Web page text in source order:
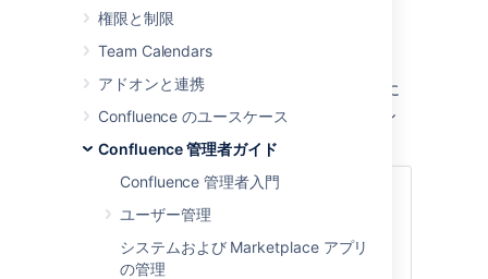
権限と制限
Team Calendars
アドオンと連携
Confluence のユースケース
Confluence 管理者ガイド
Confluence 管理者入門
ユーザー管理
システムおよび Marketplace アプリ
の管理
めのガイドラインについては、代わりに
Confluence の設定
す。クライアント サイドでは、ユーザーは主に
Web ブラウザ経由で Confluence にアクセスし
関連ページ
Confluence 管理者入門
サポート対象プラットフォーム